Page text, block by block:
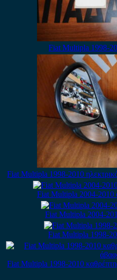
Fiat Multipla 1998-
Fiat Multipla 1998-2010
Fiat Multipla 2004-2010
Fiat Multipla 2004-
Fiat Multipla 1998-
Fiat Multipla 1998-2010